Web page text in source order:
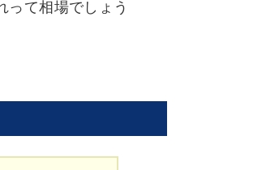
って相場でしょう